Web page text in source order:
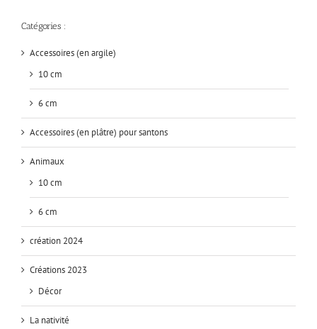
Catégories :
Accessoires (en argile)
10 cm
6 cm
Accessoires (en plâtre) pour santons
Animaux
10 cm
6 cm
création 2024
Créations 2023
Décor
La nativité